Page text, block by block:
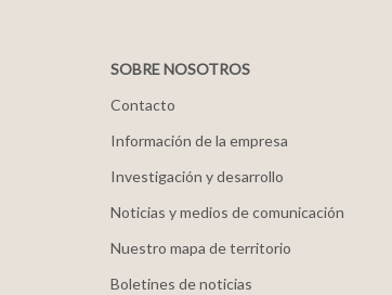
SOBRE NOSOTROS
Contacto
Información de la empresa
Investigación y desarrollo
Noticias y medios de comunicación
Nuestro mapa de territorio
Boletines de noticias